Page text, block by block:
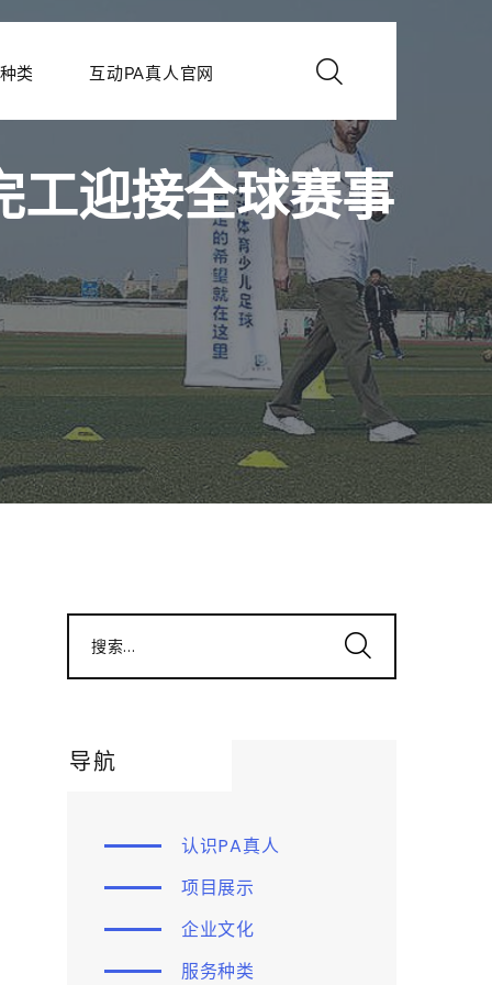
类 互动PA真人官网
工迎接全球赛事
搜索...
导航
认识PA真人
项目展示
企业文化
服务种类